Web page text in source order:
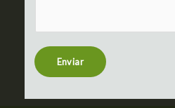
t
r
Enviar